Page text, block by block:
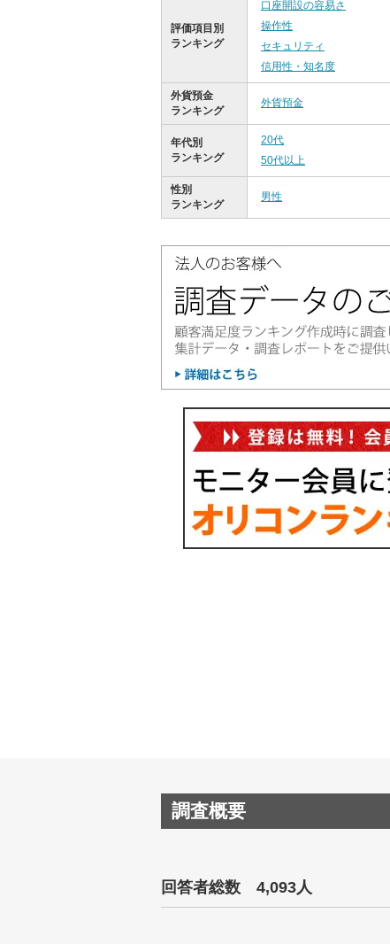
評価項目別
ランキング
口座開設の容易さ
操作性
セキュリティ
信用性・知名度
外貨預金
ランキング
外貨預金
年代別
ランキング
20代
50代以上
性別
ランキング
男性
調査概要
回答者総数 4,093人